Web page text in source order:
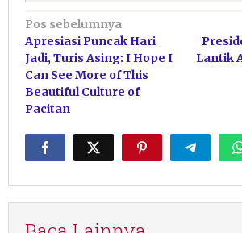
Navigasi
pos
Pos sebelumnya
Apresiasi Puncak Hari
Jadi, Turis Asing: I Hope I
Can See More of This
Beautiful Culture of
Pacitan
Lantik